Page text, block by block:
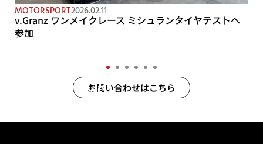
MOTORSPORT2026.02.11
v.Granz ワンメイクレース ミシュランタイヤテストへ
参加
お問い合わせはこちら
RACE SUPPORT